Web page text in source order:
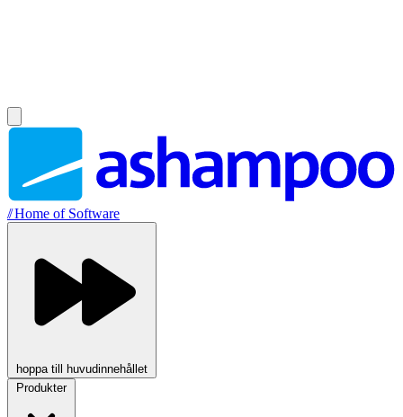
//Home of Software
hoppa till huvudinnehållet
Produkter